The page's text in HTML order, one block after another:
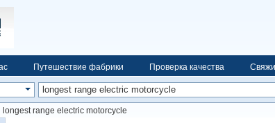
Путешествие фабрики Проверка качества
longest range electric motorcycle